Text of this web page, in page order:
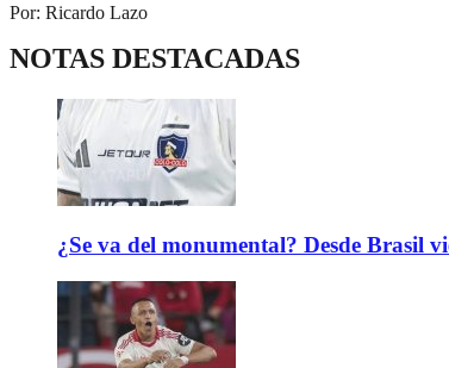
Por: Ricardo Lazo
NOTAS DESTACADAS
¿Se va del monumental? Desde Brasil